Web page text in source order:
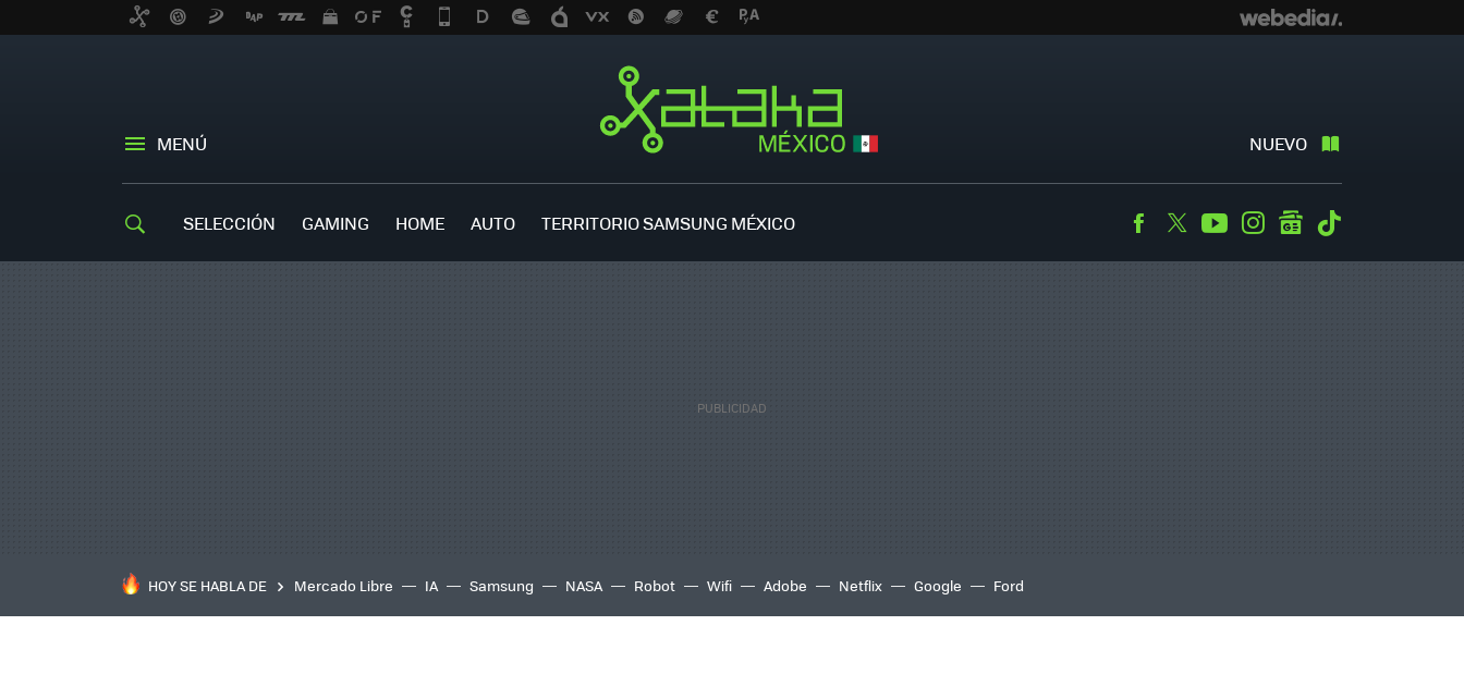
MENÚ NUEVO
SELECCIÓN GAMING HOME AUTO TERRITORIO SAMSUNG MÉXICO Facebook
TwitterYoutubeInstagramgooglenews
HOY SE HABLA DE Mercado Libre IA Samsung NASA Robot Wifi Adobe Netflix Google Ford